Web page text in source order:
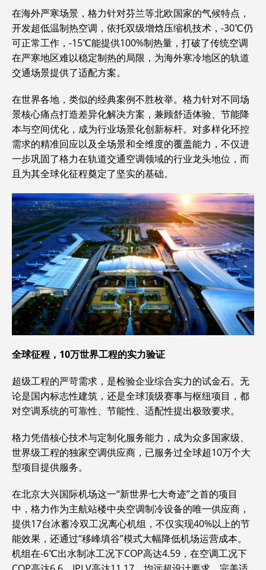
在海外严寒场景，格力针对芬兰等北欧国家的气候特点，
开发超低温制热空调，依托双级增焓压缩机技术，-30℃仍
可正常工作，-15℃能提供100%制热量，打破了传统空调
在严寒地区难以稳定制热的局限，为海外寒冷地区的轨道
交通场景提供了适配方案。
在世界各地，类似的经典案例不胜枚举。格力针对不同场
景核心痛点打造差异化解决方案，兼顾舒适体验、节能降
本与空间优化，成为行业场景化创新标杆。对多样化环控
需求的精准回应以及全场景和全维度的覆盖能力，不仅进
一步巩固了格力在轨道交通空调领域的行业龙头地位，而
且为其全球化征程奠定了坚实的基础。
全球征程，10万世界工程的实力验证
超级工程的严苛需求，是检验企业综合实力的试金石。无
论是国内标志性建筑，还是全球顶级赛事与枢纽项目，都
对空调系统的可靠性、节能性、适配性提出极致要求。
格力凭借核心技术与定制化服务能力，成为众多国家级、
世界级工程的独家空调供应商，已服务过全球超10万个大
型项目提供服务。
在北京大兴国际机场这一“新世界七大奇迹”之首的项目
中，格力作为主航站楼中央空调制冷设备的唯一供应商，
提供17台冰蓄冷双工况离心机组，不仅实现40%以上的节
能效果，还通过“移峰填谷”模式大幅降低机场运营成本。
机组在-6℃出水制冰工况下COP高达4.59，在空调工况下